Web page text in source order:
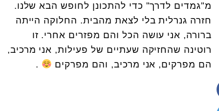
מ"גמדים לדרך" כדי להתכונן לחופש הבא שלנו.
חזרה גנרלית בלי לצאת מהבית. החלוקה הייתה
ברורה, אני עושה הכל והם מפזרים אחרי. זו
רוטינה שהחזיקה שעתיים של פעילות, אני מרכיב,
הם מפרקים, אני מרכיב, והם מפרקים
.